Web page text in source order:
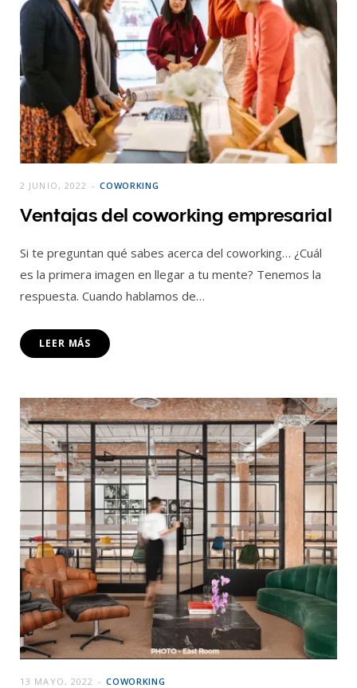
COWORKING
2 JUNIO, 2022
Ventajas del coworking empresarial
Si te preguntan qué sabes acerca del coworking… ¿Cuál
es la primera imagen en llegar a tu mente? Tenemos la
respuesta. Cuando hablamos de…
LEER MÁS
COWORKING
13 MAYO, 2022